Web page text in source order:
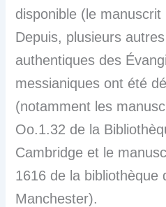
disponible (le
Depuis, plusieurs
authentiques des
messianiques ont été
(notamment les
Oo.1.32 de la
Cambridge et le
1616 de la bibliothèque
Manchester).